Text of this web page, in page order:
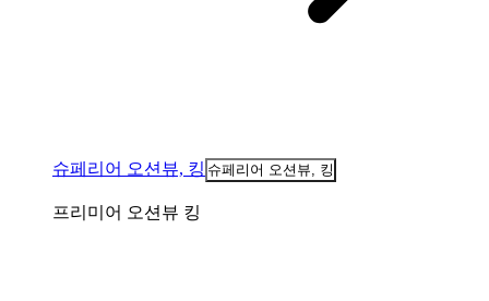
슈페리어 오션뷰, 킹 슈페리어 오션뷰, 킹
프리미어 오션뷰 킹